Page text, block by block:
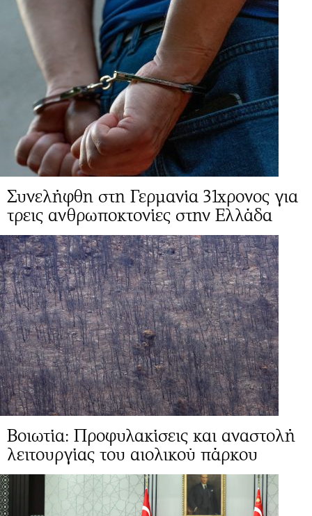
Συνελήφθη στη Γερμανία 31χρονος για
τρεις ανθρωποκτονίες στην Ελλάδα
Βοιωτία: Προφυλακίσεις και αναστολή
λειτουργίας του αιολικού πάρκου